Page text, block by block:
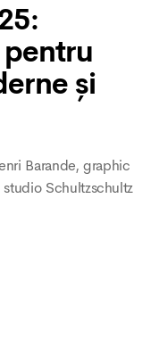
și
Barande, graphic
Schultzschultz